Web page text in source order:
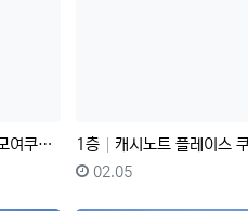
주네요
등록자
1층 캐시노트 플레이스 쿠폰 대박
등록일
02.05